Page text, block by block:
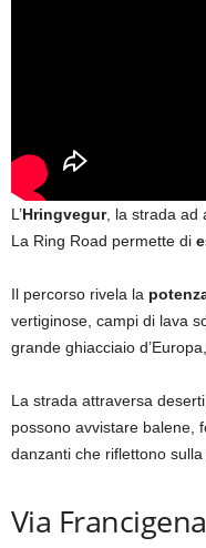
L’Hringvegur, la strada ad
La Ring Road permette di
Il percorso rivela la
vertiginose, campi di lava
grande ghiacciaio
La strada attraversa
possono avvistare balene,
danzanti che riflettono sulla
Via